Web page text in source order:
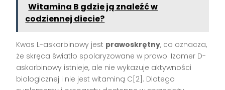
Witamina B gdzie ją znaleźć w
codziennej diecie?
Kwas L-askorbinowy jest prawoskrętny, co oznacza,
że skręca światło spolaryzowane w prawo. Izomer D-
askorbinowy istnieje, ale nie wykazuje aktywności
biologicznej i nie jest witaminą C[2]. Dlatego